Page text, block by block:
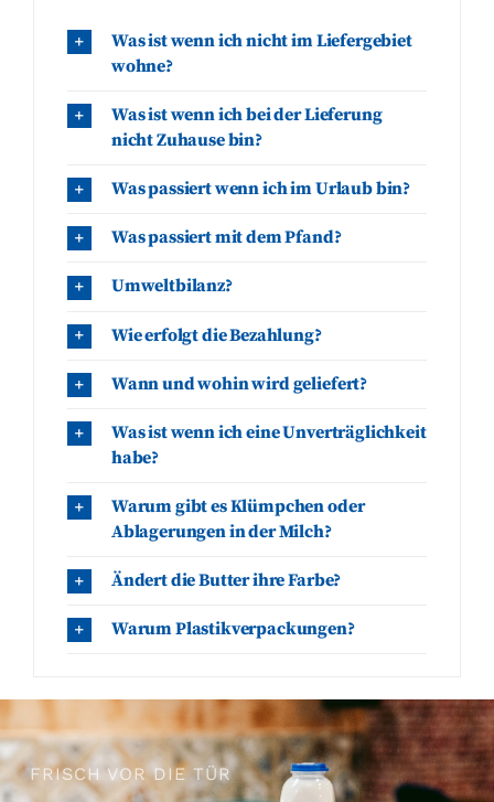
Was ist wenn ich nicht im Liefergebiet
wohne?
Was ist wenn ich bei der Lieferung
nicht Zuhause bin?
Was passiert wenn ich im Urlaub bin?
Was passiert mit dem Pfand?
Umweltbilanz?
Wie erfolgt die Bezahlung?
Wann und wohin wird geliefert?
Was ist wenn ich eine Unverträglichkeit
habe?
Warum gibt es Klümpchen oder
Ablagerungen in der Milch?
Ändert die Butter ihre Farbe?
Warum Plastikverpackungen?
FRISCH VOR DIE TÜR